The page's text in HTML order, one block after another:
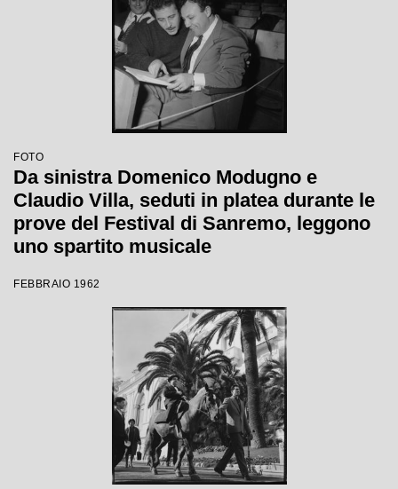
FOTO
Da sinistra Domenico Modugno e
Claudio Villa, seduti in platea durante le
prove del Festival di Sanremo, leggono
uno spartito musicale
FEBBRAIO 1962